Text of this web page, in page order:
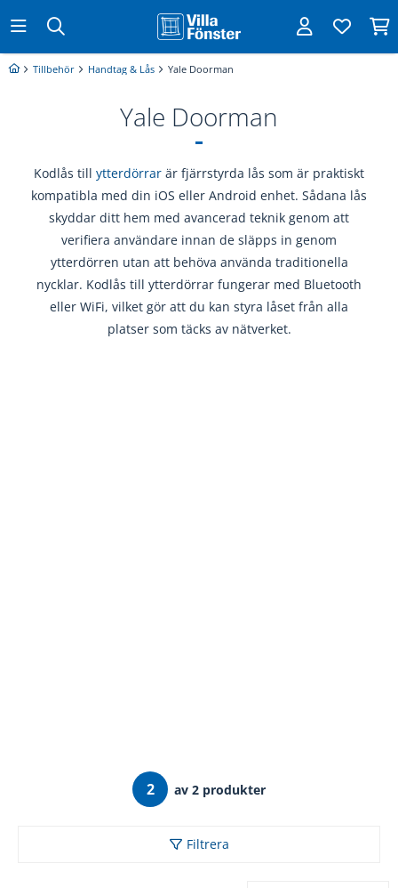
Tillbehör Handtag & Lås Yale Doorman
Yale Doorman
Kodlås till ytterdörrar är fjärrstyrda lås som är praktiskt
kompatibla med din iOS eller Android enhet. Sådana lås
skyddar ditt hem med avancerad teknik genom att
verifiera användare innan de släpps in genom
ytterdörren utan att behöva använda traditionella
nycklar. Kodlås till ytterdörrar fungerar med Bluetooth
eller WiFi, vilket gör att du kan styra låset från alla
platser som täcks av nätverket.
2 av 2 produkter
Filtrera